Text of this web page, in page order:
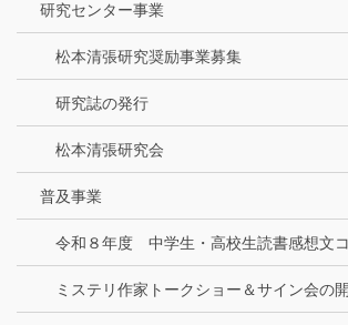
研究センター事業
松本清張研究奨励事業募集
研究誌の発行
松本清張研究会
普及事業
令和８年度 中学生・高校生読書感想文
ミステリ作家トークショー＆サイン会の